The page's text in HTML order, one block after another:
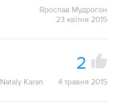
Ярослав Мудрогон
23 квітня 2015
2
Nataly Karan 4 травня 2015